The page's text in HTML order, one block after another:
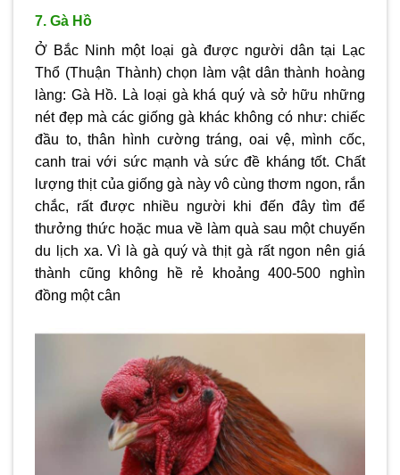
7. Gà Hồ
Ở Bắc Ninh một loại gà được người dân tại Lạc
Thổ (Thuận Thành) chọn làm vật dân thành hoàng
làng: Gà Hồ. Là loại gà khá quý và sở hữu những
nét đẹp mà các giống gà khác không có như: chiếc
đầu to, thân hình cường tráng, oai vệ, mình cốc,
canh trai với sức mạnh và sức đề kháng tốt. Chất
lượng thịt của giống gà này vô cùng thơm ngon, rắn
chắc, rất được nhiều người khi đến đây tìm để
thưởng thức hoặc mua về làm quà sau một chuyến
du lịch xa. Vì là gà quý và thịt gà rất ngon nên giá
thành cũng không hề rẻ khoảng 400-500 nghìn
đồng một cân